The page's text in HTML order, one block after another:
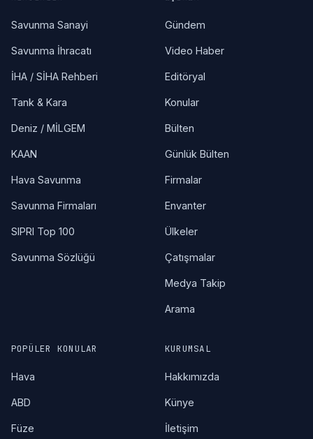
Savunma Sanayi
Savunma İhracatı
İHA / SİHA Rehberi
Tank & Kara
Deniz / MİLGEM
KAAN
Hava Savunma
Savunma Firmaları
SIPRI Top 100
Savunma Sözlüğü
Gündem
Video Haber
Editöryal
Konular
Bülten
Günlük Bülten
Firmalar
Envanter
Ülkeler
Çatışmalar
Medya Takip
Arama
POPÜLER KONULAR
Hava
ABD
Füze
KURUMSAL
Hakkımızda
Künye
İletişim